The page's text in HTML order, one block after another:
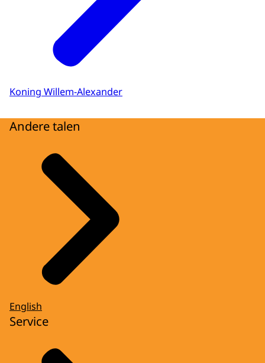
Koning Willem-Alexander
Andere talen
English
Service